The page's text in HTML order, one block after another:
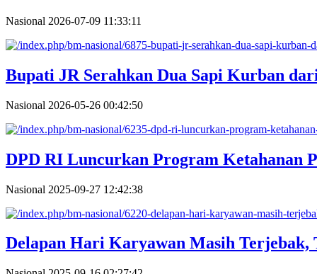
Nasional 2026-07-09 11:33:11
Bupati JR Serahkan Dua Sapi Kurban
Nasional 2026-05-26 00:42:50
DPD RI Luncurkan Program Ketahanan
Nasional 2025-09-27 12:42:38
Delapan Hari Karyawan Masih